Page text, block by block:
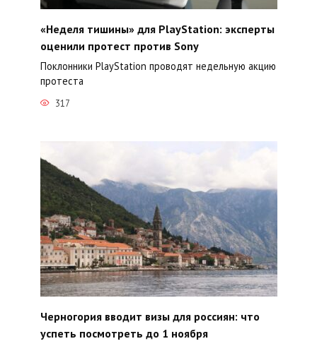
«Неделя тишины» для PlayStation: эксперты
оценили протест против Sony
Поклонники PlayStation проводят недельную акцию
протеста
317
Черногория вводит визы для россиян: что
успеть посмотреть до 1 ноября